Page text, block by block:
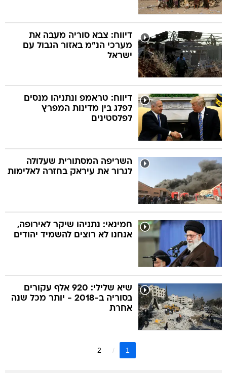
דיווח: צבא סוריה מעבה את
מערכי הנ"מ באזור הגבול עם
ישראל
דיווח: טראמפ ונתניהו מנסים
לפלג בין מדינות המפרץ
לפלסטינים
השריפה המסתורית שעלולה
לגרור את עיראק בחזרה לאלימות
חמינאי: נתניהו שיקר לאירופה,
אנחנו לא רוצים להשמיד יהודים
שיא שלילי: 920 אלף עקורים
בסוריה ב-2018 - יותר מכל שנה
אחרת
1
2